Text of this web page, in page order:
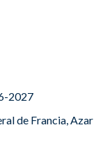
2027
de Francia, Azar